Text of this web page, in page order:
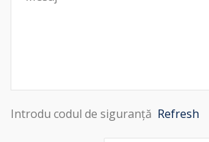
Introdu codul de siguranță Refresh